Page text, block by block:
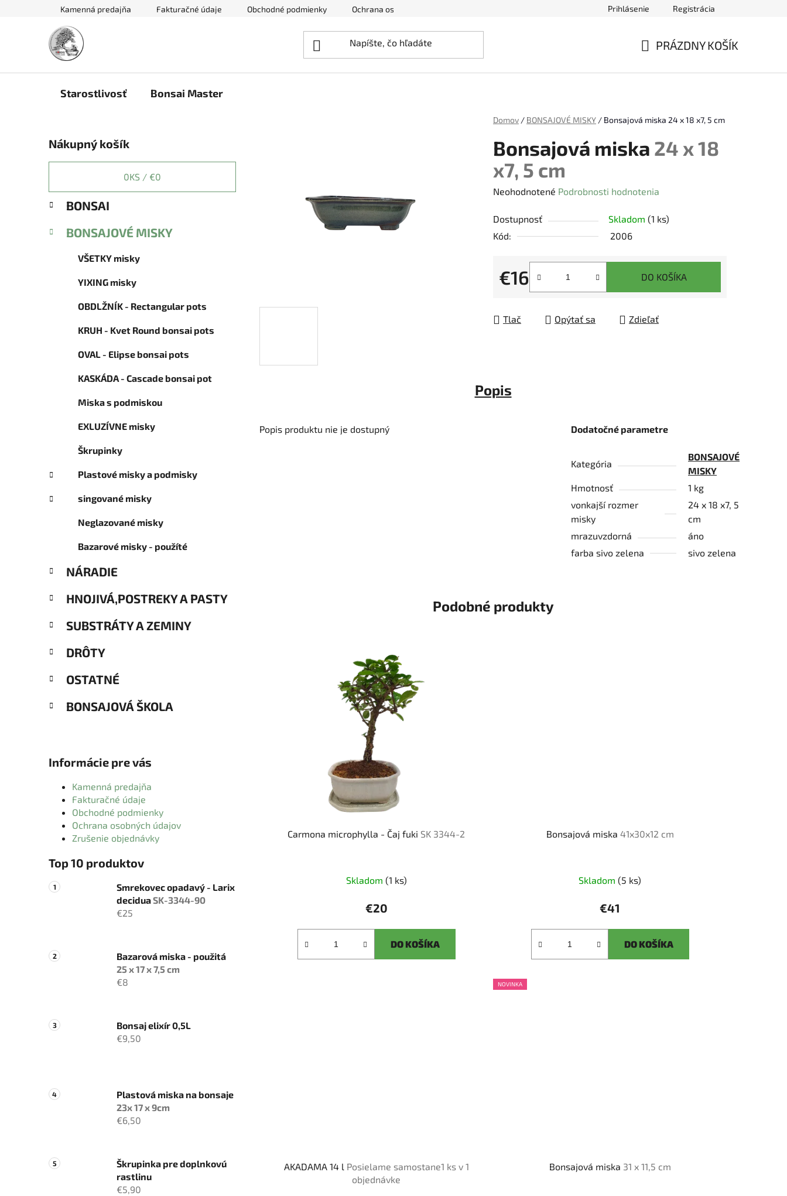
Kamenná predajňa Fakturačné údaje Obchodné podmienky Ochrana osobných údajov Prihlásenie Registrácia
PRÁZDNY KOŠÍK
Starostlivosť Bonsai Master
Domov / BONSAJOVÉ MISKY / Bonsajová miska 24 x 18 x7, 5 cm
o
č
ý
p
n
Nákupný košík
0KS / €0
kategórie
a
e
BONSAI
BONSAJOVÉ MISKY
VŠETKY misky
YIXING misky
OBDLŽNÍK - Rectangular pots
KRUH - Kvet Round bonsai pots
OVAL - Elipse bonsai pots
KASKÁDA - Cascade bonsai pot
Miska s podmiskou
EXLUZÍVNE misky
Škrupinky
Plastové misky a podmisky
singované misky
Neglazované misky
Bazarové misky - použíté
NÁRADIE
HNOJIVÁ,POSTREKY A PASTY
SUBSTRÁTY A ZEMINY
DRÔTY
OSTATNÉ
BONSAJOVÁ ŠKOLA
Informácie pre vás
Kamenná predajňa
Fakturačné údaje
Obchodné podmienky
Ochrana osobných údajov
Zrušenie objednávky
Top 10 produktov
Smrekovec opadavý - Larix
deciduaSK-3344-90
€25
Bazarová miska - použitá
25 x 17 x 7,5 cm
€8
Bonsaj elixír 0,5L
€9,50
Plastová miska na bonsaje
23x 17 x 9cm
€6,50
Škrupinka pre doplnkovú
rastlinu
€5,90
Bonsajová miska 24 x 18
x7, 5 cm
Priemerné
produktu
je
Neohodnotené Podrobnosti hodnotenia
Dostupnosť Skladom (1 ks)
Kód:
2006
€16
Jednotková cena:
DO KOŠÍKA
Tlač Opýtať sa Zdieľať
Popis
Popis produktu nie je dostupný Dodatočné parametre
Kategória
BONSAJOVÉ
MISKY
Hmotnosť
1 kg
vonkajší rozmer
misky
24 x 18 x7, 5
cm
mrazuvzdorná
áno
farba sivo zelena
sivo zelena
Podobné produkty
Carmona microphylla - Čaj fuki SK 3344-2
Skladom (1 ks)
€20
DO KOŠÍKA
Bonsajová miska 41x30x12 cm
Skladom (5 ks)
€41
DO KOŠÍKA
AKADAMA 14 l Posielame samostane1 ks v 1
objednávke
NOVINKA
Bonsajová miska 31 x 11,5 cm